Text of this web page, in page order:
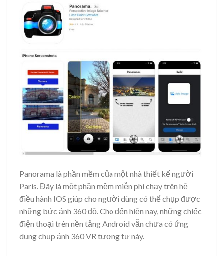
Panorama là phần mềm của một nhà thiết kế người
Paris. Đây là một phần mềm miễn phí chạy trên hệ
điều hành IOS giúp cho người dùng có thể chụp được
những bức ảnh 360 độ.Cho đến hiện nay, những chiếc
điện thoại trên nền tảng Android vẫn chưa có ứng
dụng chụp ảnh 360 VR tương tự này.